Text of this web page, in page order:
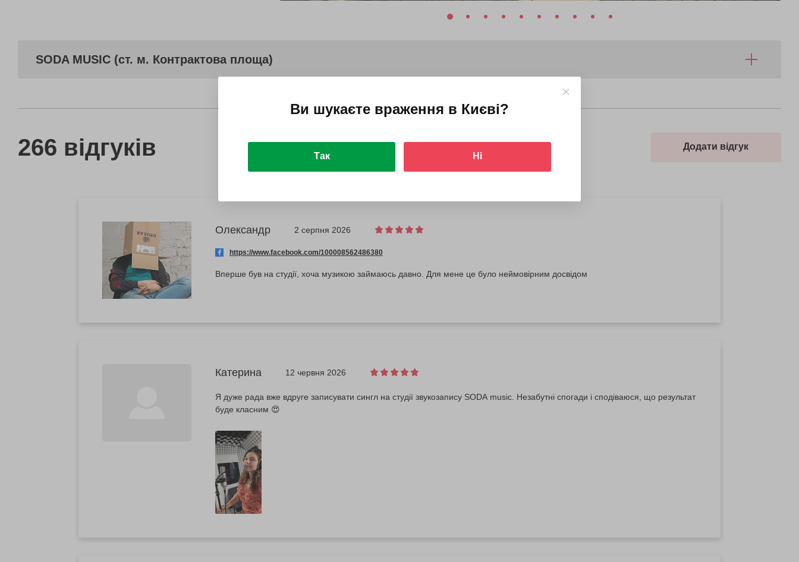
SODA MUSIC (ст. м. Контрактова площа)
266 відгуків Додати відгук
Олександр 2 серпня 2026
https://www.facebook.com/100008562486380
Вперше був на студії, хоча музикою займаюсь давно. Для мене це було неймовірним досвідом
Катерина 12 червня 2026
Я дуже рада вже вдруге записувати сингл на студії звукозапису SODA music. Незабутні спогади і сподіваюся, що результат
буде класним 😍
Ви шукаєте враження в Києві?
Так Ні